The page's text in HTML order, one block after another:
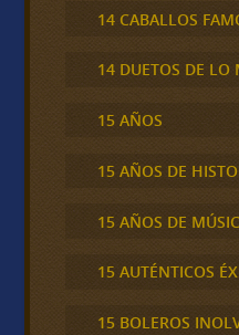
14 CABALLOS
14 DUETOS DE LO
15 AÑOS
15 AÑOS DE
15 AÑOS DE
15 AUTÉNTICOS
15 BOLEROS